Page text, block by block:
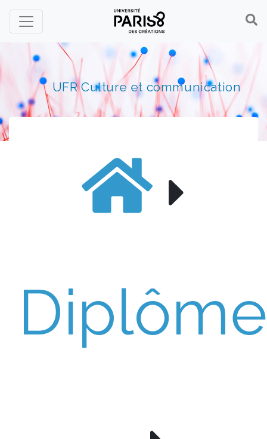
Panneau de gestion des cookies
UFR Culture et communication